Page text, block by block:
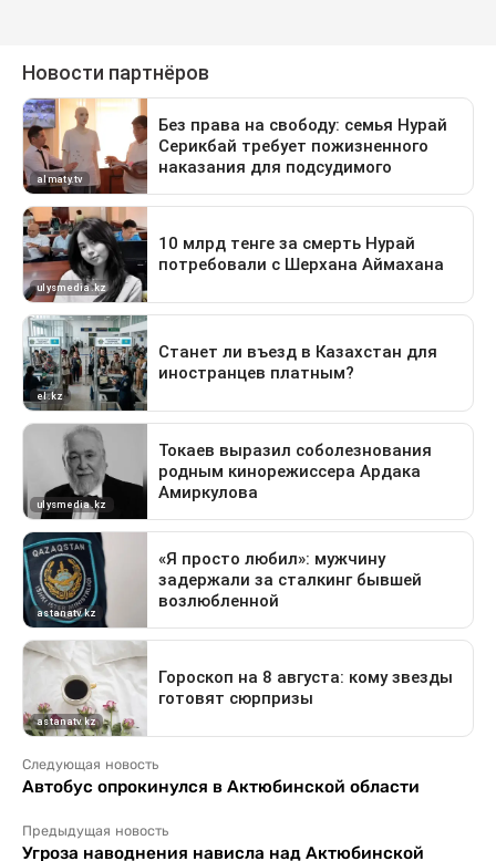
Следующая новость
Автобус опрокинулся в Актюбинской области
Предыдущая новость
Угроза наводнения нависла над Актюбинской